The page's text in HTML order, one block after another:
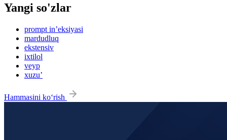
Yangi so'zlar
prompt in’eksiyasi
mardudluq
ekstensiv
ixtilol
veyp
xuzu’
Hammasini ko‘rish